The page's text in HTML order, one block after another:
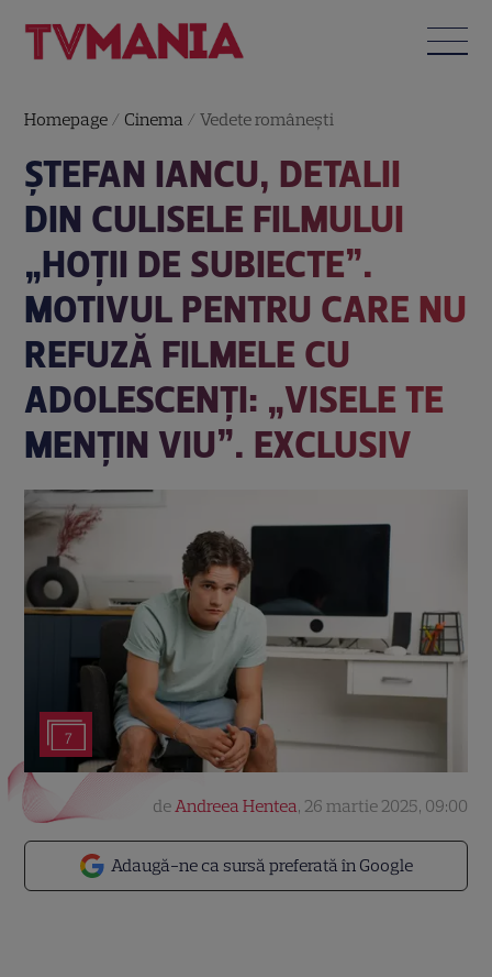
Homepage / Cinema /Vedete româneşti
ȘTEFAN IANCU, DETALII
DIN CULISELE FILMULUI
„HOȚII DE SUBIECTE”.
MOTIVUL PENTRU CARE NU
REFUZĂ FILMELE CU
ADOLESCENȚI: „VISELE TE
MENȚIN VIU”. EXCLUSIV
7
Adaugă-ne ca sursă preferată în Google
deAndreea Hentea, 26 martie 2025, 09:00